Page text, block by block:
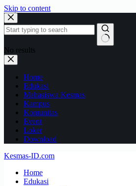
Skip to content
No results
Home
Edukasi
Mahasiswa Kesmas
Kampus
Komunitas
Event
Loker
Download
Kesmas-ID.com
Home
Edukasi